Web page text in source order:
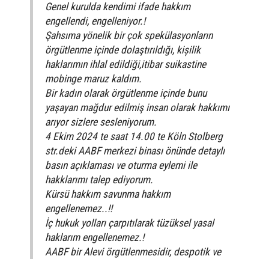
Genel kurulda kendimi ifade hakkım
engellendi, engelleniyor.!
Şahsıma yönelik bir çok spekülasyonların
örgütlenme içinde dolaştırıldığı, kișilik
haklarımın ihlal edildiği,itibar suikastine
mobinge maruz kaldım.
Bir kadın olarak örgütlenme içinde bunu
yaşayan mağdur edilmiş insan olarak hakkımı
arıyor sizlere sesleniyorum.
4 Ekim 2024 te saat 14.00 te Köln Stolberg
str.deki AABF merkezi binası önünde detaylı
basın açıklaması ve oturma eylemi ile
hakklarımı talep ediyorum.
Kürsü hakkım savunma hakkım
engellenemez..!!
İç hukuk yolları çarpıtılarak tüzüksel yasal
haklarım engellenemez.!
AABF bir Alevi örgütlenmesidir, despotik ve